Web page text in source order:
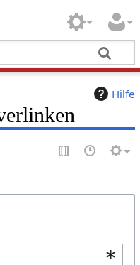
Hilfe